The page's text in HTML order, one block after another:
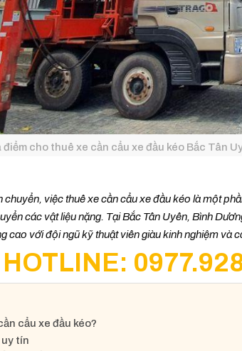
điểm cho thuê xe cần cẩu xe đầu kéo Bắc Tân
chuyển, việc thuê xe cần cẩu xe đầu kéo là một
các vật liệu nặng. Tại Bắc Tân Uyên, Bình
cao với đội ngũ kỹ thuật viên giàu kinh nghiệm và
HOTLINE:
cẩu xe đầu kéo?
tín